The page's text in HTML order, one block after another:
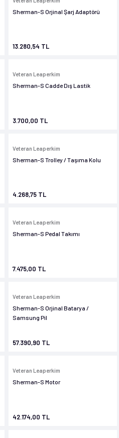
Sherman-S Orjinal Şarj Adaptörü
13.280,54 TL
Veteran Leaperkim
Sherman-S Cadde Dış Lastik
3.700,00 TL
Veteran Leaperkim
Sherman-S Trolley / Taşıma Kolu
4.268,75 TL
Veteran Leaperkim
Sherman-S Pedal Takımı
7.475,00 TL
Veteran Leaperkim
Sherman-S Orjinal Batarya /
Samsung Pil
57.390,90 TL
Veteran Leaperkim
Sherman-S Motor
42.174,00 TL